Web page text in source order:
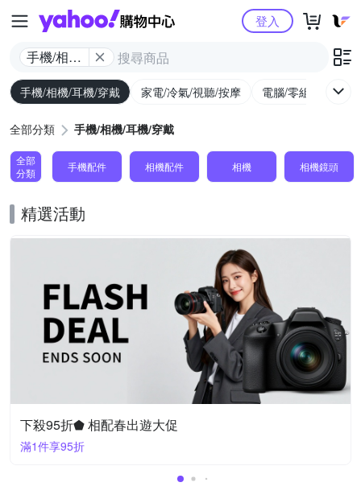
Yahoo購物中心
手機/相機/
耳機/穿戴
登入
手機/相機/耳機/穿戴 家電/冷氣/視聽/按摩 電腦/零組件/週邊/
全部分類 手機/相機/耳機/穿戴
全部
分類
手機配件 相機配件 相機 相機鏡頭
精選活動
下殺95折⬟ 相配春出遊大促
滿1件享95折